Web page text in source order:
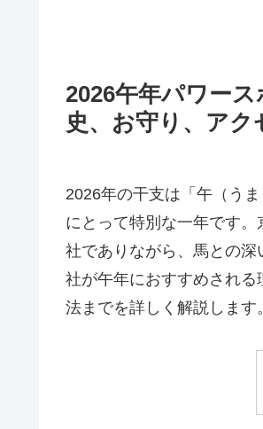
2026午年パワー
史、お守り、アク
2026年の干支は「午（う
にとって特別な一年です
社でありながら、馬との
社が午年におすすめされ
法までを詳しく解説します。